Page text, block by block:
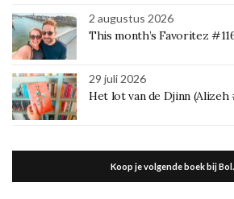
2 augustus 2026
This month’s Favoritez
29 juli 2026
Het lot van de Djinn
Koop je volgende boek bij